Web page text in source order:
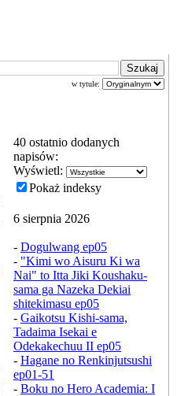
w tytule:
40 ostatnio dodanych
napisów:
Wyświetl:
Pokaż indeksy
6 sierpnia 2026
- Dogulwang ep05
- "Kimi wo Aisuru Ki wa
Nai" to Itta Jiki Koushaku-
sama ga Nazeka Dekiai
shitekimasu ep05
- Gaikotsu Kishi-sama,
Tadaima Isekai e
Odekakechuu II ep05
- Hagane no Renkinjutsushi
ep01-51
- Boku no Hero Academia: I